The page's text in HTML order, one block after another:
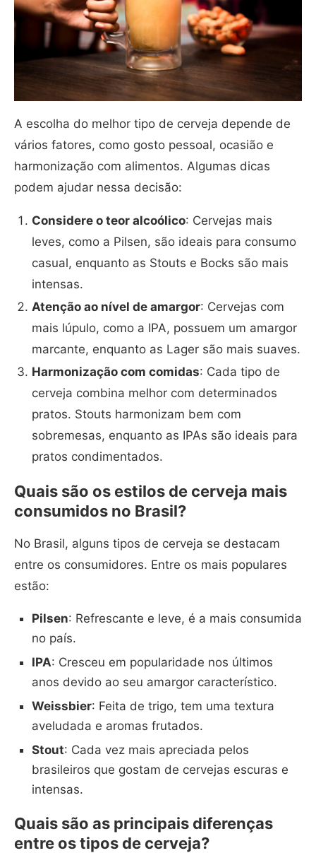
A escolha do melhor tipo de cerveja depende de
vários fatores, como gosto pessoal, ocasião e
harmonização com alimentos. Algumas dicas
podem ajudar nessa decisão:
Considere o teor alcoólico: Cervejas mais
leves, como a Pilsen, são ideais para consumo
casual, enquanto as Stouts e Bocks são mais
intensas.
Atenção ao nível de amargor: Cervejas com
mais lúpulo, como a IPA, possuem um amargor
marcante, enquanto as Lager são mais suaves.
Harmonização com comidas: Cada tipo de
cerveja combina melhor com determinados
pratos. Stouts harmonizam bem com
sobremesas, enquanto as IPAs são ideais para
pratos condimentados.
Quais são os estilos de cerveja mais
consumidos no Brasil?
No Brasil, alguns tipos de cerveja se destacam
entre os consumidores. Entre os mais populares
estão:
Pilsen: Refrescante e leve, é a mais consumida
no país.
IPA: Cresceu em popularidade nos últimos
anos devido ao seu amargor característico.
Weissbier: Feita de trigo, tem uma textura
aveludada e aromas frutados.
Stout: Cada vez mais apreciada pelos
brasileiros que gostam de cervejas escuras e
intensas.
Quais são as principais diferenças
entre os tipos de cerveja?